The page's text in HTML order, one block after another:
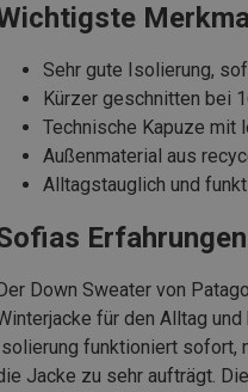
Sehr gute Isolierung,
Kürzer geschnitten bei
Technische Kapuze mit
Außenmaterial aus
Alltagstauglich und
Erfahrungen
Down Sweater von
für den Alltag
funktioniert sofort,
Jacke zu sehr aufträgt.